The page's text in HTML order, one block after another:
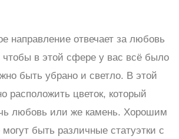
направление отвечает за любовь
чтобы в этой сфере у вас всё было
быть убрано и светло. В этой
расположить цветок, который
любовь или же камень. Хорошим
быть различные статуэтки с